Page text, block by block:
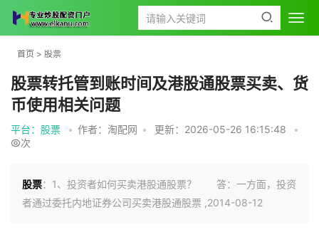
首页 > 股票
股票转托管到账时间及港股通股票买卖、货
币使用相关问题
平台：股票 • 作者：淘配网 • 更新：2026-05-26 16:15:48
•
次
股票：1、投资者如何买卖港股通股票？ 答：一方面，投资
者通过委托内地证券公司买卖港股通股票 ,2014-08-12